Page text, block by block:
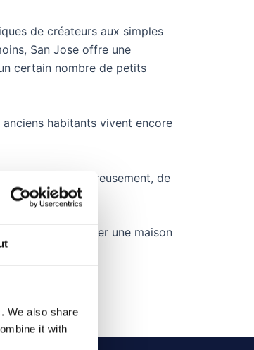
We also share
it with
de créateurs aux simples
San Jose offre une
certain nombre de petits
habitants vivent encore
culturel. Malheureusement, de
café ou de louer une maison